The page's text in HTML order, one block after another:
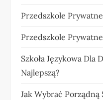
Przedszkole
Przedszkole
Szkoła Językowa Dla
Najlepszą?
Jak Wybrać Porządną